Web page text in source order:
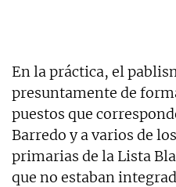
En la práctica, el
presuntamente de
puestos que
Barredo y a varios de
primarias de la Lista
que no estaban